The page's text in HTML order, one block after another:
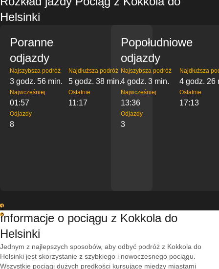
Helsinki
Poranne
odjazdy
Najszybsza podróż
3 godz. 56 min.
Najdłuższa podróż
5 godz. 38 min.
Najwcześniej
01:57
Ostatnie
11:17
Odjazdy
8
Popołudniowe
odjazdy
Najszybsza podróż
4 godz. 3 min.
Najdłuższa
4 godz. 26
Najwcześniej
13:36
Ostatnie
17:13
Odjazdy
3
1
2
Informacje o pociągu z Kokkola do
Helsinki
Jednym z najlepszych sposobów, aby odbyć podróż z Kokkola do
Helsinki jest skorzystanie z szybkiego i nowoczesnego pociągu.
Wszystkie pociągi dużych prędkości kursujące między miastami